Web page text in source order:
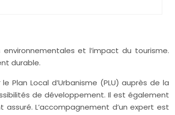
et l’impact du tourisme.
durable.
Local d’Urbanisme (PLU) auprès de la
de développement. Il est également
L’accompagnement d’un expert est